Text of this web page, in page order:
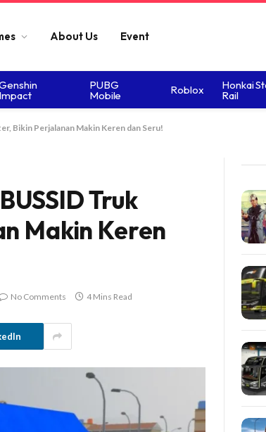
About Us Event
Impact
PUBG
Mobile Roblox Honkai
Rail
Bikin Perjalanan Makin Keren dan Seru!
Truk
Makin Keren
No Comments 4 Mins Read